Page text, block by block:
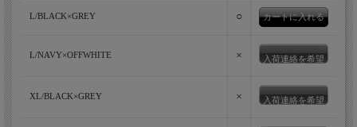
L/BLACK×GREY ○
L/NAVY×OFFWHITE × 入荷連絡を希望
XL/BLACK×GREY × 入荷連絡を希望